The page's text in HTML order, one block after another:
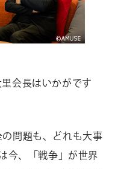
会長はいかがです
問題も、どれも大事
今、「戦争」が世界